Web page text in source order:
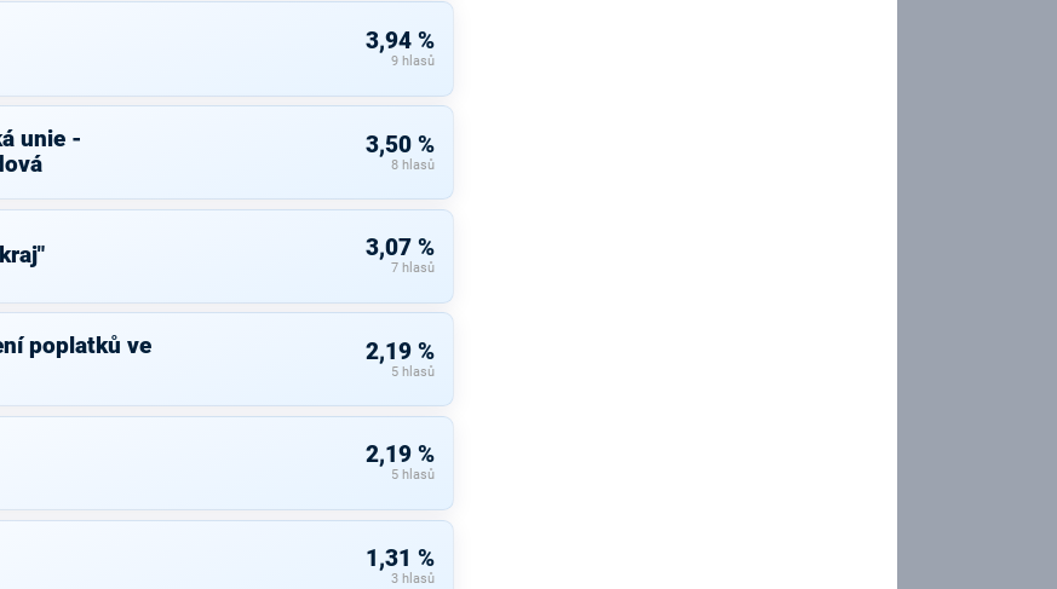
3,94 %
9 hlasů
unie -
3,50 %
8 hlasů
3,07 %
7 hlasů
poplatků ve
2,19 %
5 hlasů
2,19 %
5 hlasů
1,31 %
3 hlasů